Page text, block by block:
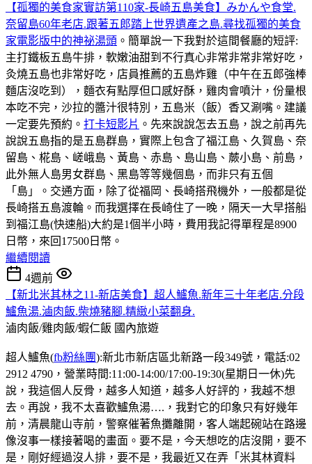
【孤獨的美食家實訪第110家-長崎五島美食】みかんや食堂.
奈留島60年老店.跟著五郎踏上世界遺產之島.尋找孤獨的美食
家電影版中的神祕湯頭 。簡單說一下我對於這間餐廳的短評:
主打鐵板五島牛排，軟嫩油甜到不行真心非常非常非常好吃，
灸燒五島也非常好吃，店員推薦的五島炸雞（中午在五郎強棒
麵店沒吃到），麵衣有點厚但口感好酥，雞肉會噴汁，份量根
本吃不完，沙拉的醬汁很特別，五島米（飯）香又涮嘴。建議
一定要先預約。 打卡短影片 。先來說說怎去五島，說之前再先
說說五島指的是五島群島，實際上包含了福江島、久賀島、奈
留島、椛島、嵯峨島、黃島、赤島、島山島、蕨小島、前島，
此外無人島男女群島、黑島等等幾個島，而非只有五個
「島」。交通方面，除了從福岡、長崎搭飛機外，一般都是從
長崎搭五島渡輪。而我選擇在長崎住了一晚，隔天一大早搭船
到福江島(快速船)大約是1個半小時，費用我記得單程是8900
日幣，來回17500日幣。
繼續閱讀
4週前
【新北米其林之11-新店美食】超人鱸魚.新年三十年老店.分段
鱸魚湯.滷肉飯.柴燒豬腳.精緻小菜翻身.
滷肉飯/雞肉飯/蝦仁飯 國內旅遊
超人鱸魚(fb粉絲團):新北市新店區北新路一段349號，電話:02
2912 4790，營業時間:11:00-14:00/17:00-19:30(星期日一休)先
說，我這個人反骨，越多人知道，越多人好評的，我越不想
去。再說，我不太喜歡鱸魚湯….，我對它的印象只有好幾年
前，清晨龍山寺前，警察催著魚攤離開，客人端起碗站在路邊
像沒事一樣接著喝的畫面。要不是，今天想吃的店沒開，要不
是，剛好經過沒人排，要不是，我最近又在弄「米其林資料